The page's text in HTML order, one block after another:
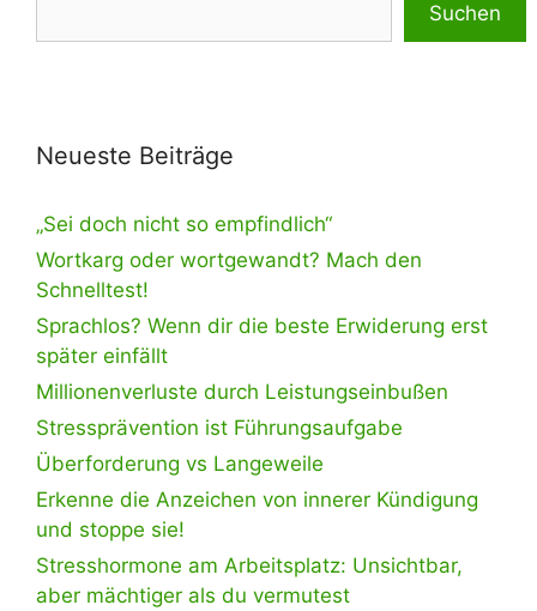
Suchen
Neueste Beiträge
„Sei doch nicht so empfindlich“
Wortkarg oder wortgewandt? Mach den
Schnelltest!
Sprachlos? Wenn dir die beste Erwiderung erst
später einfällt
Millionenverluste durch Leistungseinbußen
Stressprävention ist Führungsaufgabe
Überforderung vs Langeweile
Erkenne die Anzeichen von innerer Kündigung
und stoppe sie!
Stresshormone am Arbeitsplatz: Unsichtbar,
aber mächtiger als du vermutest